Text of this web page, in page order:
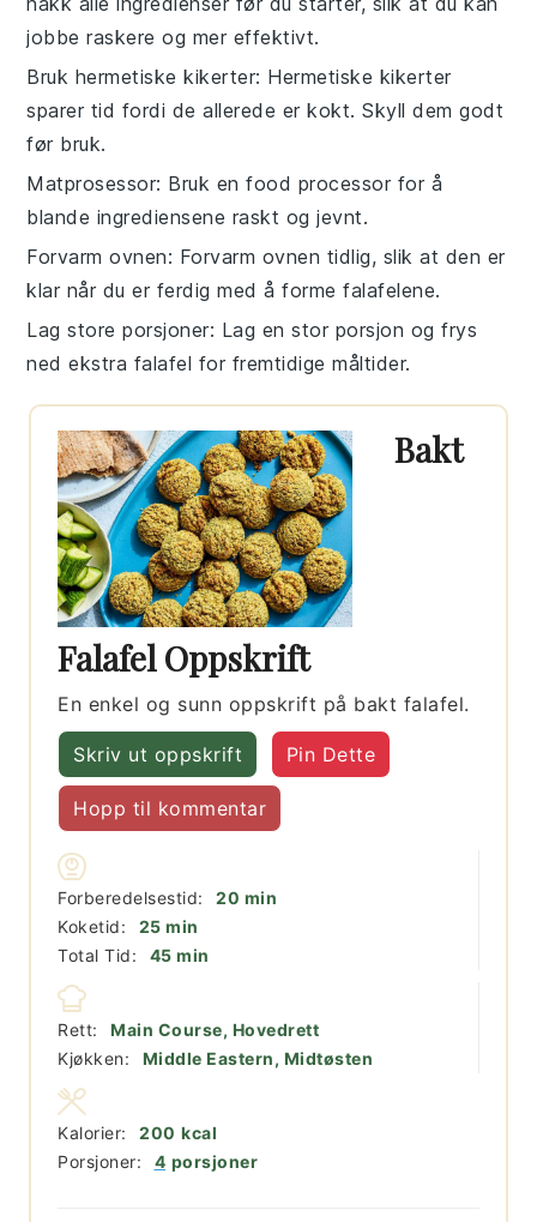
jobbe raskere og mer effektivt.
Bruk hermetiske kikerter: Hermetiske kikerter
sparer tid fordi de allerede er kokt. Skyll dem godt
før bruk.
Matprosessor: Bruk enfood processor for å
blande ingrediensene raskt og jevnt.
Forvarm ovnen: Forvarm ovnen tidlig, slik at den er
klar når du er ferdig med å forme falafelene.
Lag store porsjoner: Lag en stor porsjon og frys
ned ekstra falafel for fremtidige måltider.
Bakt
Falafel Oppskrift
En enkel og sunn oppskrift på bakt falafel.
Skriv ut oppskrift Pin Dette
Hopp til kommentar
Forberedelsestid: 20 minutter
min
Koketid:
25minutter
min
Total Tid:
45minutter
min
Rett:
Main Course, Hovedrett
Kjøkken:
Middle Eastern, Midtøsten
Porsjoner: 4 porsjoner
Kalorier: 200 kcal